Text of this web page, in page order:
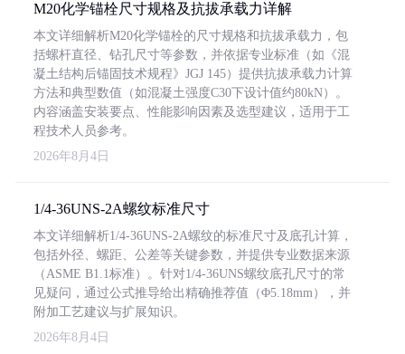
M20化学锚栓尺寸规格及抗拔承载力详解
本文详细解析M20化学锚栓的尺寸规格和抗拔承载力，包
括螺杆直径、钻孔尺寸等参数，并依据专业标准（如《混
凝土结构后锚固技术规程》JGJ 145）提供抗拔承载力计算
方法和典型数值（如混凝土强度C30下设计值约80kN）。
内容涵盖安装要点、性能影响因素及选型建议，适用于工
程技术人员参考。
2026年8月4日
1/4-36UNS-2A螺纹标准尺寸
本文详细解析1/4-36UNS-2A螺纹的标准尺寸及底孔计算，
包括外径、螺距、公差等关键参数，并提供专业数据来源
（ASME B1.1标准）。针对1/4-36UNS螺纹底孔尺寸的常
见疑问，通过公式推导给出精确推荐值（Φ5.18mm），并
附加工艺建议与扩展知识。
2026年8月4日